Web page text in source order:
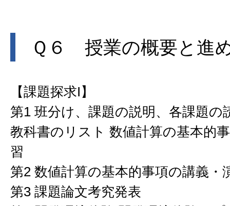
Ｑ６ 授業の概要と進
【課題探求I】
第1 班分け、課題の説明、各課題の
教科書のリスト 数値計算の基本的
習
第2 数値計算の基本的事項の講義・
第3 課題論文考究発表